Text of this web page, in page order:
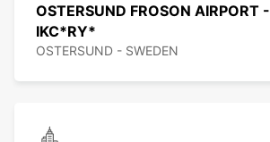
OSTERSUND FROSON AIRPORT -
IKC*RY*
OSTERSUND - SWEDEN